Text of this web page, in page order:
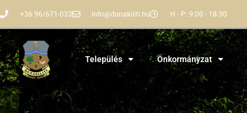
+36 96/671-033 info@dunakiliti.hu H - P: 9:00 - 18:30
Település Önkormányzat